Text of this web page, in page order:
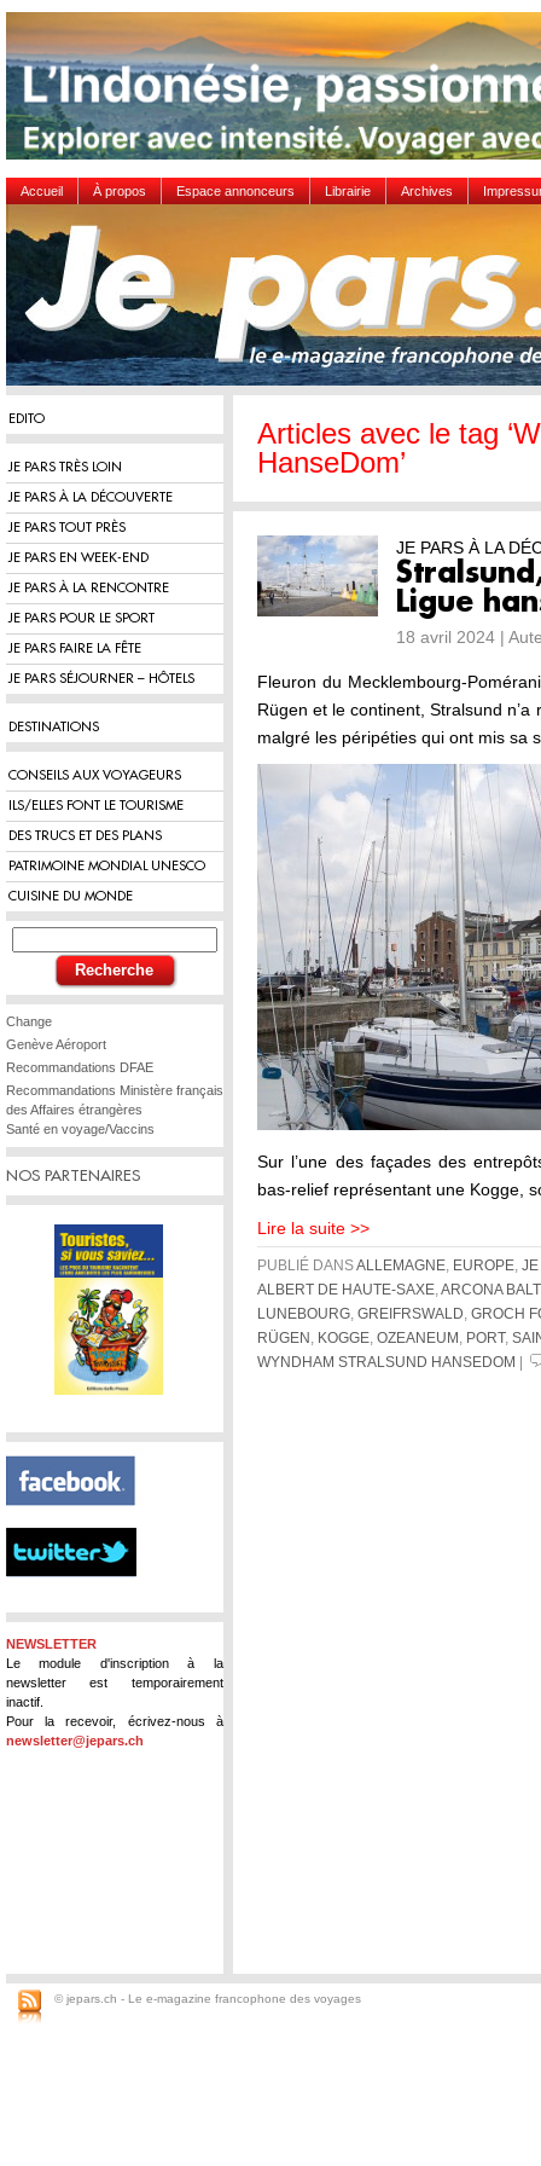
Accueil À propos Espace annonceurs Librairie Archives
EDITO
JE PARS TRÈS LOIN
JE PARS À LA DÉCOUVERTE
JE PARS TOUT PRÈS
JE PARS EN WEEK-END
JE PARS À LA RENCONTRE
JE PARS POUR LE SPORT
JE PARS FAIRE LA FÊTE
JE PARS SÉJOURNER – HÔTELS
DESTINATIONS
CONSEILS AUX VOYAGEURS
ILS/ELLES FONT LE TOURISME
DES TRUCS ET DES PLANS
PATRIMOINE MONDIAL UNESCO
CUISINE DU MONDE
Change
Genève Aéroport
Recommandations DFAE
Recommandations Ministère français
des Affaires étrangères
Santé en voyage/Vaccins
NOS PARTENAIRES
NEWSLETTER
Le module d'inscription à la
newsletter est temporairement
inactif.
Pour la recevoir, écrivez-nous à
newsletter@jepars.ch
Articles avec le tag
HanseDom’
JE PARS À LA
Ligue
18 avril 2024 |
Fleuron du Mecklembourg-
Rügen et le continent, Stralsund
malgré les péripéties qui ont mis sa
Sur l’une des façades des
bas-relief représentant une Kogge,
Lire la suite >>
PUBLIÉ DANSALLEMAGNE EUROPE JE
ALBERT DE HAUTE-SAXE ARCONA
LUNEBOURG GREIFRSWALD GROCH
RÜGEN
KOGGE OZEANEUM PORT,
WYNDHAM STRALSUND HANSEDOM
© jepars.ch - Le e-magazine francophone des voyages